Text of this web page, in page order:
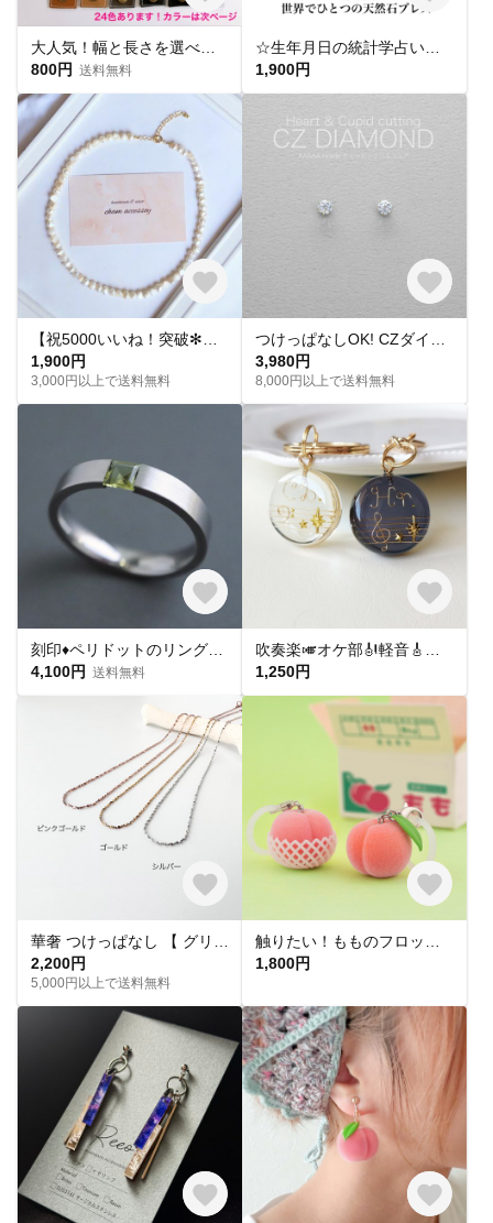
800円 送料無料
1,900円
1,900円
3,000円以上で送料無料
3,980円
8,000円以上で送料無料
4,100円 送料無料
1,250円
2,200円
5,000円以上で送料無料
1,800円